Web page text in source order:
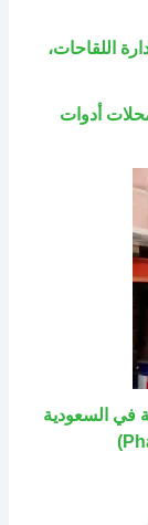
اللقاحات،
أدوات
في السعودية